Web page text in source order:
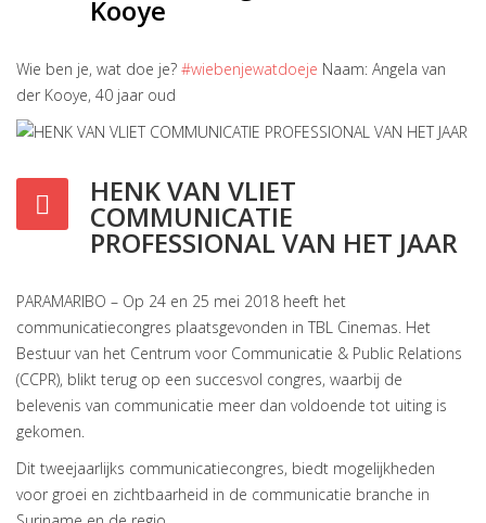
Kooye
Wie ben je, wat doe je? #wiebenjewatdoeje Naam: Angela van
der Kooye, 40 jaar oud
HENK VAN VLIET
COMMUNICATIE
PROFESSIONAL VAN HET JAAR
PARAMARIBO – Op 24 en 25 mei 2018 heeft het
communicatiecongres plaatsgevonden in TBL Cinemas. Het
Bestuur van het Centrum voor Communicatie & Public Relations
(CCPR), blikt terug op een succesvol congres, waarbij de
belevenis van communicatie meer dan voldoende tot uiting is
gekomen.
Dit tweejaarlijks communicatiecongres, biedt mogelijkheden
voor groei en zichtbaarheid in de communicatie branche in